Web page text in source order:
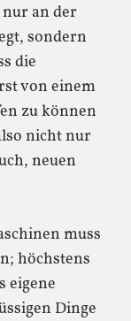
an der
sondern
die
von einem
zu können
nicht nur
neuen
muss
höchstens
eigene
Dinge